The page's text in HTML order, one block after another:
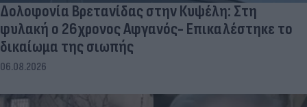
Δολοφονία Βρετανίδας στην Κυψέλη: Στη
φυλακή ο 26χρονος Αφγανός- Επικαλέστηκε το
δικαίωμα της σιωπής
06.08.2026